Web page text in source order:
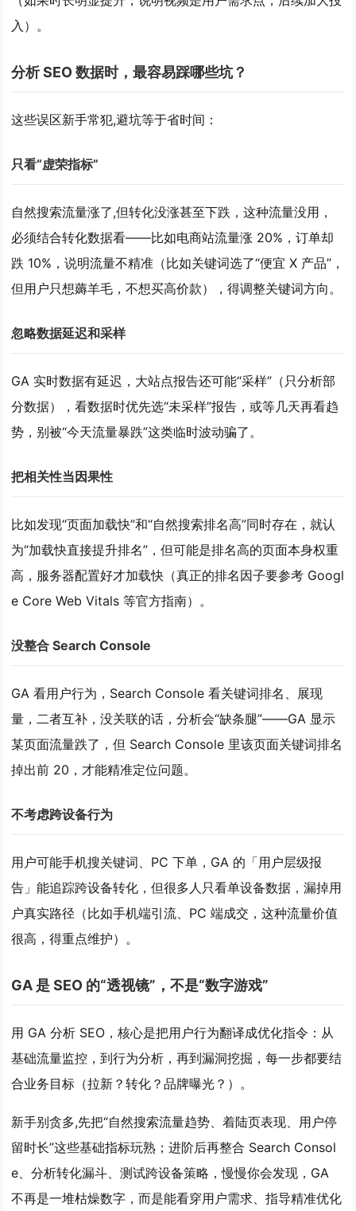
入）。
分析 SEO 数据时，最容易踩哪些坑？
这些误区新手常犯,避坑等于省时间：
只看“虚荣指标”
自然搜索流量涨了,但转化没涨甚至下跌，这种流量没用，
必须结合转化数据看——比如电商站流量涨 20%，订单却
跌 10%，说明流量不精准（比如关键词选了“便宜 X 产品”，
但用户只想薅羊毛，不想买高价款），得调整关键词方向。
忽略数据延迟和采样
GA 实时数据有延迟，大站点报告还可能“采样”（只分析部
分数据），看数据时优先选“未采样”报告，或等几天再看趋
势，别被“今天流量暴跌”这类临时波动骗了。
把相关性当因果性
比如发现“页面加载快”和“自然搜索排名高”同时存在，就认
为“加载快直接提升排名”，但可能是排名高的页面本身权重
高，服务器配置好才加载快 （真正的排名因子要参考 Googl
e Core Web Vitals 等官方指南）。
没整合 Search Console
GA 看用户行为，Search Console 看关键词排名、展现
量，二者互补，没关联的话，分析会“缺条腿”——GA 显示
某页面流量跌了，但 Search Console 里该页面关键词排名
掉出前 20，才能精准定位问题。
不考虑跨设备行为
用户可能手机搜关键词、PC 下单，GA 的 「用户层级报
告」能追踪跨设备转化，但很多人只看单设备数据，漏掉用
户真实路径（比如手机端引流、PC 端成交，这种流量价值
很高，得重点维护）。
GA 是 SEO 的“透视镜”，不是“数字游戏”
用 GA 分析 SEO，核心是把用户行为翻译成优化指令 ：从
基础流量监控，到行为分析，再到漏洞挖掘，每一步都要结
合业务目标（拉新？转化？品牌曝光？）。
新手别贪多,先把“自然搜索流量趋势、着陆页表现、用户停
留时长”这些基础指标玩熟；进阶后再整合 Search Consol
e、分析转化漏斗、测试跨设备策略，慢慢你会发现，GA
不再是一堆枯燥数字，而是能看穿用户需求、指导精准优化